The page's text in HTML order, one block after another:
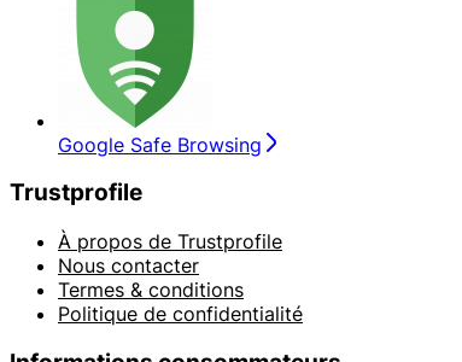
Google Safe Browsing
Trustprofile
À propos de Trustprofile
Nous contacter
Termes & conditions
Politique de confidentialité